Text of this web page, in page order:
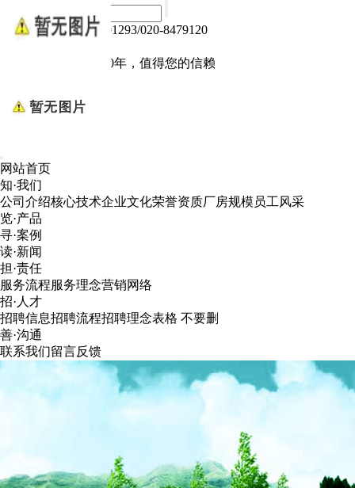
热线电话：020-84791293/020-8479120
电子产品我们做了10年，值得您的信赖
网站首页
知·我们
公司介绍核心技术企业文化荣誉资质厂房规模 员工风采
览·产品
寻·案例
读·新闻
担·责任
服务流程服务理念营销网络
招·人才
招聘信息招聘流程招聘理念表格 不要删
善·沟通
联系我们留言反馈